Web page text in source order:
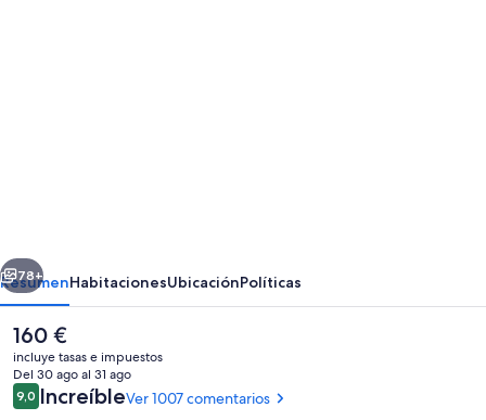
Siguiente
78+
ResumenHabitacionesUbicaciónPolíticas
El
precio
actual
es
de
160 €
incluye tasas e impuestos
Del 30 ago al 31 ago
Comentarios
9,09,0 de 10
IncreíbleVer 1007 comentarios